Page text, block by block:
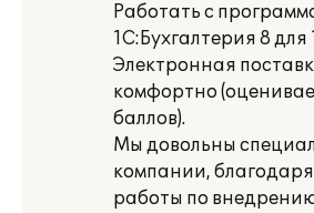
Работать с
1С:Бухгалтерия 8 для
Электронная
комфортно
баллов).
Мы довольны
компании,
работы по